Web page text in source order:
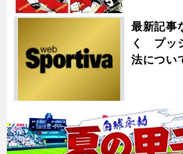
最新記事
く プッ
法につい